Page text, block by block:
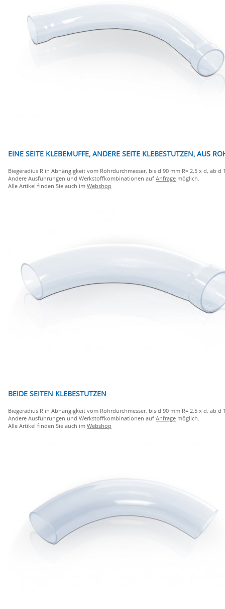
EINE SEITE KLEBEMUFFE, ANDERE SEITE KLEBESTUTZEN, AUS
Biegeradius R in Abhängigkeit vom Rohrdurchmesser, bis d 90 mm R= 2,5 x d, ab d
Andere Ausführungen und Werkstoffkombinationen auf Anfrage möglich.
Alle Artikel finden Sie auch im Webshop
BEIDE SEITEN KLEBESTUTZEN
Biegeradius R in Abhängigkeit vom Rohrdurchmesser, bis d 90 mm R= 2,5 x d, ab d
Andere Ausführungen und Werkstoffkombinationen auf Anfrage möglich.
Alle Artikel finden Sie auch im Webshop